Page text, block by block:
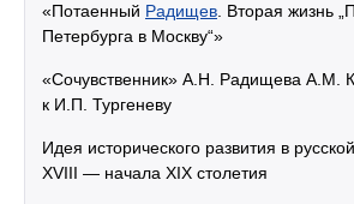
«Потаенный Радищев . Вторая жизнь
Петербурга в Москву“»
«Сочувственник» А.Н. Радищева А.М.
к И.П. Тургеневу
Идея исторического развития в
XVIII — начала XIX столетия